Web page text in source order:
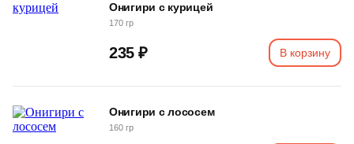
Онигири с курицей
170 гр
235 ₽ В корзину
Онигири с лососем
160 гр